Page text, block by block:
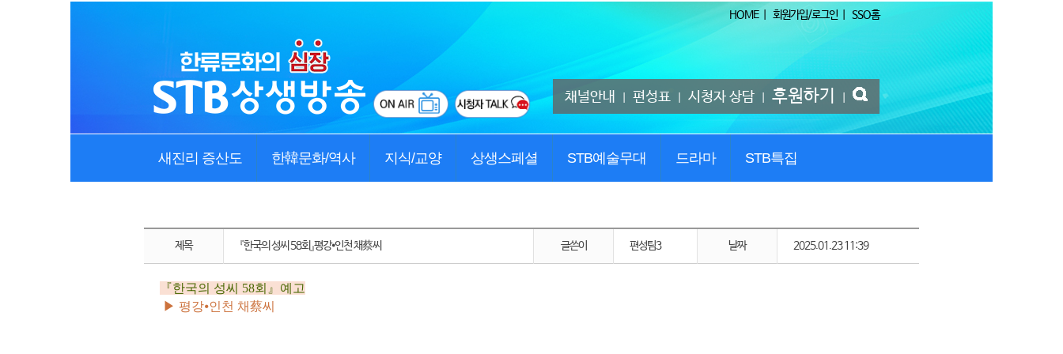
HOME| 회원가입/로그인 SSO홈
채널안내 편성표 시청자 상담 후원하기
새진리 증산도 한韓문화/역사 지식/교양 상생스페셜 STB예술무대 드라마 STB특집
제목 『한국의 성씨 58회』평강⦁인천 채蔡씨 글쓴이 편성팀3 날짜 2025.01.23 11:39
『한국의 성씨 58회 』예고
▶ 평강⦁인천 채蔡씨